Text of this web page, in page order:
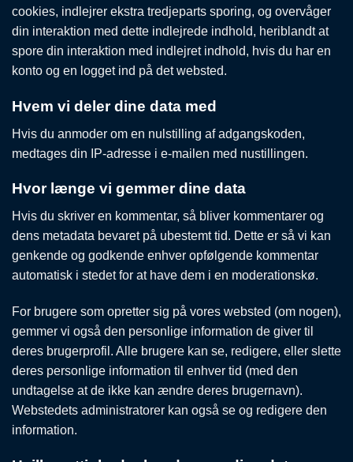
cookies, indlejrer ekstra tredjeparts sporing, og overvåger
din interaktion med dette indlejrede indhold, heriblandt at
spore din interaktion med indlejret indhold, hvis du har en
konto og en logget ind på det websted.
Hvem vi deler dine data med
Hvis du anmoder om en nulstilling af adgangskoden,
medtages din IP-adresse i e-mailen med nustillingen.
Hvor længe vi gemmer dine data
Hvis du skriver en kommentar, så bliver kommentarer og
dens metadata bevaret på ubestemt tid. Dette er så vi kan
genkende og godkende enhver opfølgende kommentar
automatisk i stedet for at have dem i en moderationskø.
For brugere som opretter sig på vores websted (om nogen),
gemmer vi også den personlige information de giver til
deres brugerprofil. Alle brugere kan se, redigere, eller slette
deres personlige information til enhver tid (med den
undtagelse at de ikke kan ændre deres brugernavn).
Webstedets administratorer kan også se og redigere den
information.